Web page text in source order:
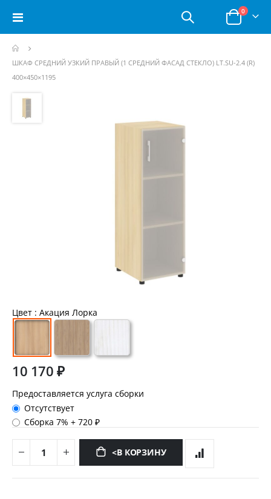
Toggle
Корзина
0позиции
ШКАФ СРЕДНИЙ УЗКИЙ ПРАВЫЙ (1 СРЕДНИЙ ФАСАД СТЕКЛО) LT.SU-2.4 (R)
400×450×1195
Пропустить
перейти
Цвет : Акация Лорка
10 170 ₽
Предоставляется услуга сборки
Отсутствует
Сборка 7%+720 ₽
<В КОРЗИНУ